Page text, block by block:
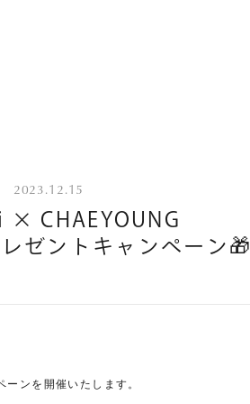
2023.12.15
× CHAEYOUNG
ゼントキャンペーン🎁
ンを開催いたします。